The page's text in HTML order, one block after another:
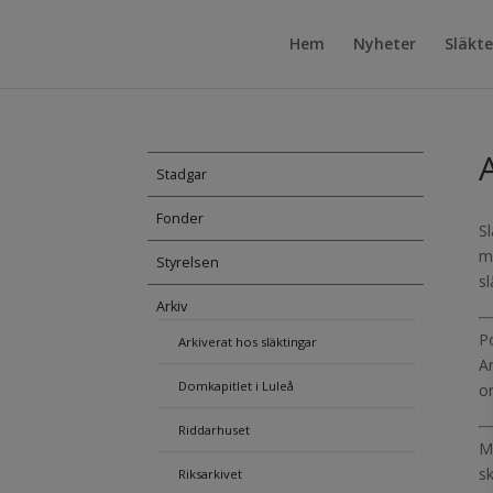
Hem Nyheter
Stadgar
Fonder
Styrelsen
Arkiv
Arkiverat hos släktingar
Domkapitlet i Luleå
Riddarhuset
Riksarkivet